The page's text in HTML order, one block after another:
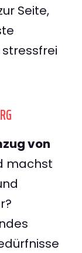
Seite,
von
machst